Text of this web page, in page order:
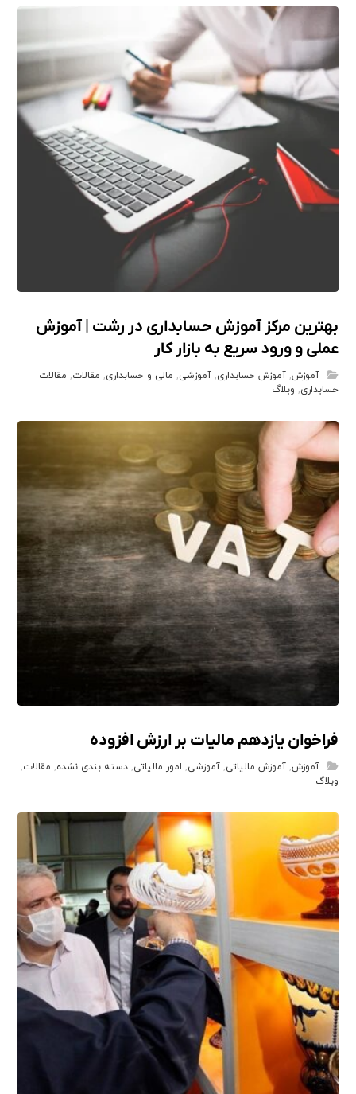
بهترین مرکز آموزش حسابداری در رشت | آموزش
عملی و ورود سریع به بازار کار
آموزش,آموزش حسابداری,آموزشی, مالی و حسابداری, مقالات, مقالات
حسابداری, وبلاگ
فراخوان یازدهم مالیات بر ارزش افزوده
آموزش,آموزش مالیاتی,آموزشی, امور مالیاتی,دسته بندی نشده, مقالات,
وبلاگ